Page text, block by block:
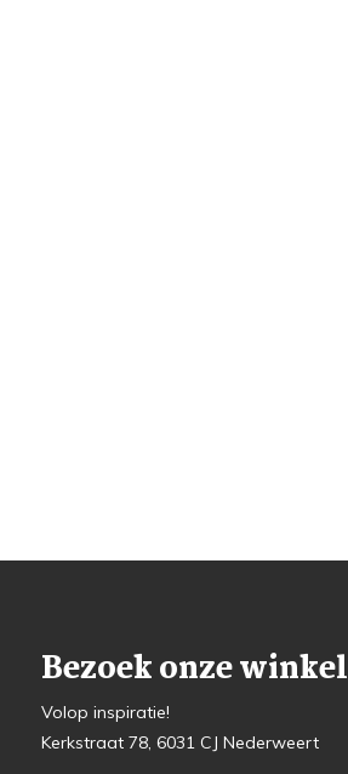
Bezoek onze winkel
Volop inspiratie!
Kerkstraat 78, 6031 CJ Nederweert